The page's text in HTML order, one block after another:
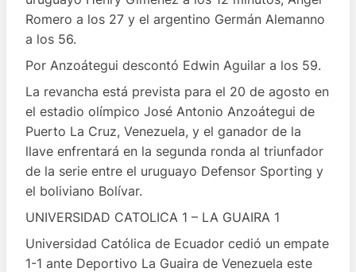
Romero a los 27 y el argentino Germán Alemanno
a los 56.
Por Anzoátegui descontó Edwin Aguilar a los 59.
La revancha está prevista para el 20 de agosto en
el estadio olímpico José Antonio Anzoátegui de
Puerto La Cruz, Venezuela, y el ganador de la
llave enfrentará en la segunda ronda al triunfador
de la serie entre el uruguayo Defensor Sporting y
el boliviano Bolívar.
UNIVERSIDAD CATOLICA 1 – LA GUAIRA 1
Universidad Católica de Ecuador cedió un empate
1-1 ante Deportivo La Guaira de Venezuela este